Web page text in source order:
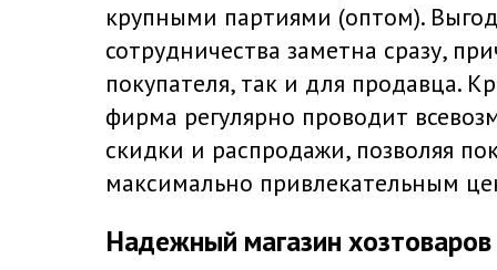
крупными партиями (оптом).
сотрудничества заметна сразу,
покупателя, так и для продавца.
фирма регулярно проводит
скидки и распродажи, позволяя
максимально привлекательным
Надежный магазин хозтоваров